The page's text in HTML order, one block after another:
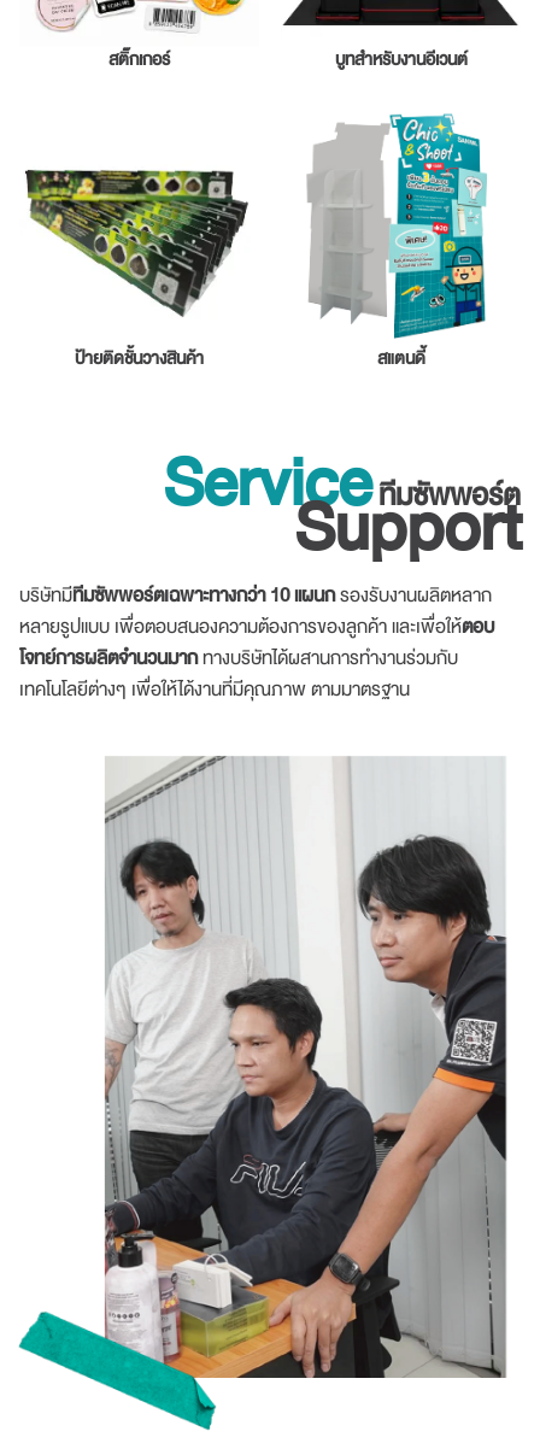
สติ๊กเกอร์ บูทสำหรับงานอีเวนต์
ป้ายติดชั้นวางสินค้า สแตนดี้
Serviceทีมซัพพอร์ต
Support
บริษัทมีทีมซัพพอร์ตเฉพาะทางกว่า 10 แผนกรองรับงานผลิตหลาก
หลายรูปแบบ เพื่อตอบสนองความต้องการของลูกค้า และเพื่อให้ตอบ
โจทย์การผลิตจำนวนมากทางบริษัทได้ผสานการทำงานร่วมกับ
เทคโนโลยีต่างๆ เพื่อให้ได้งานที่มีคุณภาพ ตามมาตรฐาน